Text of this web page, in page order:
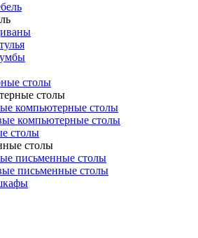
столы
столы
компьютерные столы
компьютерные столы
столы
столы
письменные столы
письменные столы